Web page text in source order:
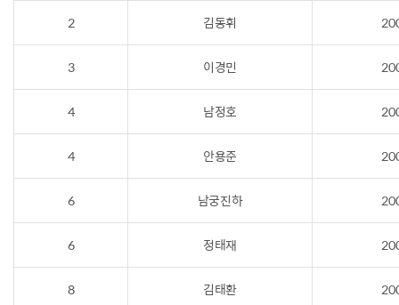
2 김동휘
3 이경민
4 남정호
4 안용준
6 남궁진하
6 정태재
8 김태환